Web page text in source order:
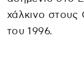
χάλκινο στους
του 1996.